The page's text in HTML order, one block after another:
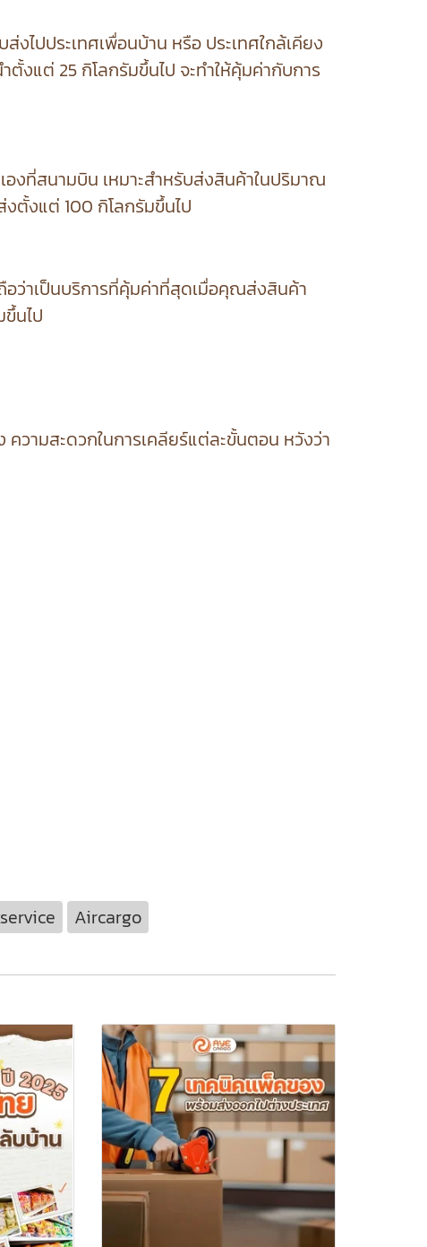
ไปประเทศเพื่อนบ้าน หรือ ประเทศใกล้เคียง
งแต่ 25 กิโลกรัมขึ้นไป จะทำให้คุ้มค่ากับการ
งที่สนามบิน เหมาะสำหรับส่งสินค้าในปริมาณ
งตั้งแต่ 100 กิโลกรัมขึ้นไป
อว่าเป็นบริการที่คุ้มค่าที่สุดเมื่อคุณส่งสินค้า
นไป
วามสะดวกในการเคลียร์แต่ละขั้นตอน หวังว่า
Aircargo